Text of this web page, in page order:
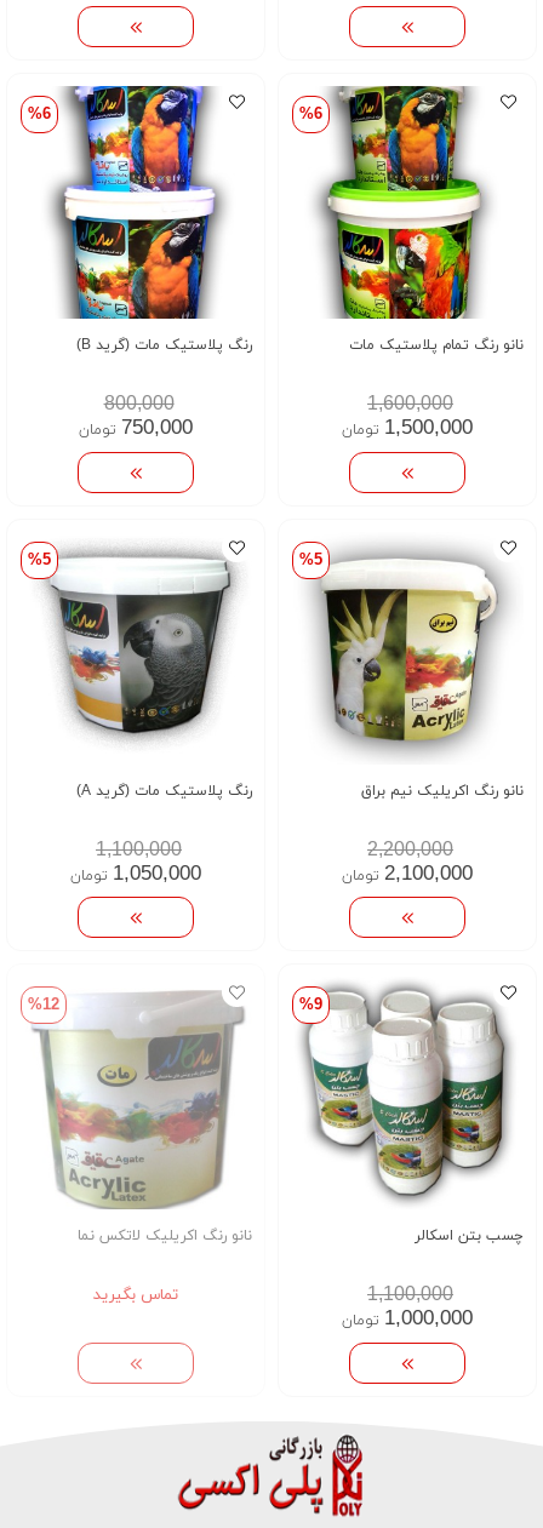
%6
نانو رنگ تمام پلاستیک مات
1,600,000
1,500,000 تومان
%6
رنگ پلاستیک مات (گرید B)
800,000
750,000 تومان
%5
نانو رنگ اکریلیک نیم براق
2,200,000
2,100,000 تومان
%5
رنگ پلاستیک مات (گرید A)
1,100,000
1,050,000 تومان
%9
چسب بتن اسکالر
1,100,000
1,000,000 تومان
%12
نانو رنگ اکریلیک لاتکس نما
تماس بگیرید